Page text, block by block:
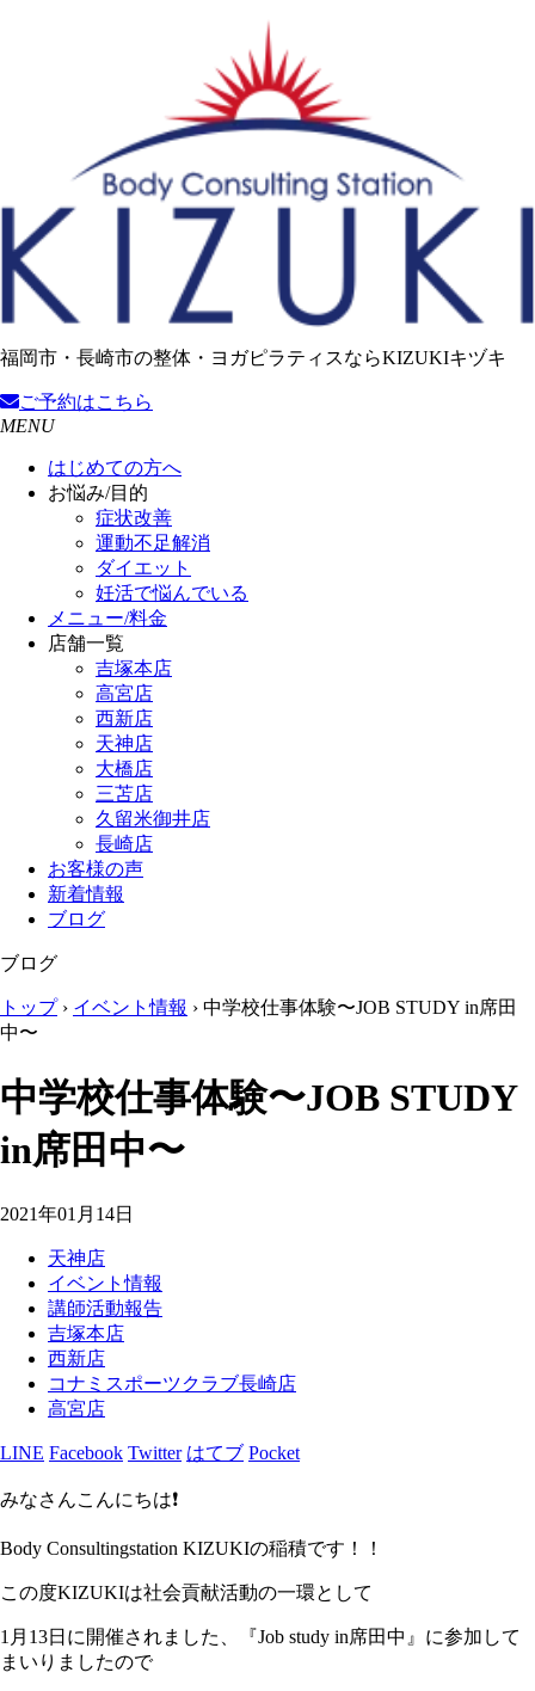
福岡市・長崎市の整体・ヨガピラティスならKIZUKIキヅキ
ご予約はこちら
MENU
はじめての方へ
お悩み/目的
症状改善
運動不足解消
ダイエット
妊活で悩んでいる
メニュー/料金
店舗一覧
吉塚本店
高宮店
西新店
天神店
大橋店
三苫店
久留米御井店
長崎店
お客様の声
新着情報
ブログ
ブログ
トップ › イベント情報 › 中学校仕事体験〜JOB STUDY in席田
中〜
中学校仕事体験〜JOB STUDY
in席田中〜
2021年01月14日
天神店
イベント情報
講師活動報告
吉塚本店
西新店
コナミスポーツクラブ長崎店
高宮店
LINE Facebook Twitter はてブ Pocket
みなさんこんにちは❗️
Body Consultingstation KIZUKIの稲積です！！
この度KIZUKIは社会貢献活動の一環として
1月13日に開催されました、『Job study in席田中』に参加して
まいりましたので